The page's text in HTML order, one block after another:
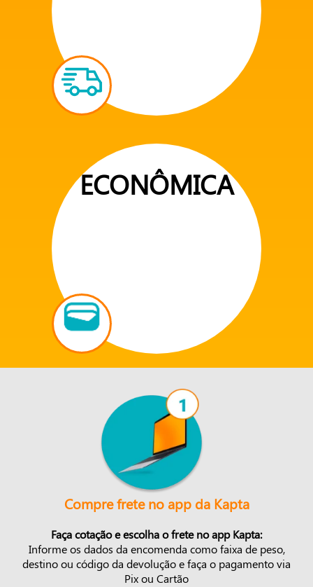
ECONÔMICA
Compre frete no app da Kapta
Faça cotação e escolha o frete no app Kapta:
Informe os dados da encomenda como faixa de peso,
destino ou código da devolução e faça o pagamento via
Pix ou Cartão